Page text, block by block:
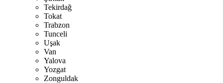
Tekirdağ
Tokat
Trabzon
Tunceli
Uşak
Van
Yalova
Yozgat
Zonguldak